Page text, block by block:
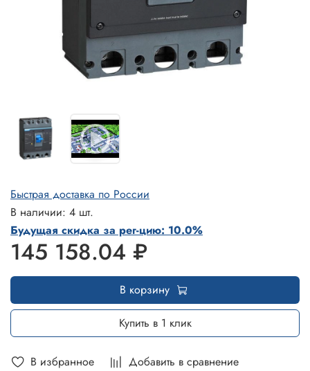
В избранное Добавить в сравнение
Быстрая доставка по России
В наличии: 4 шт.
Будущая скидка за рег-цию: 10.0%
145 158.04 ₽
В корзину
Купить в 1 клик